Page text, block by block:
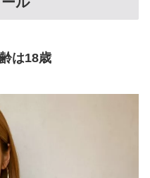
は18歳